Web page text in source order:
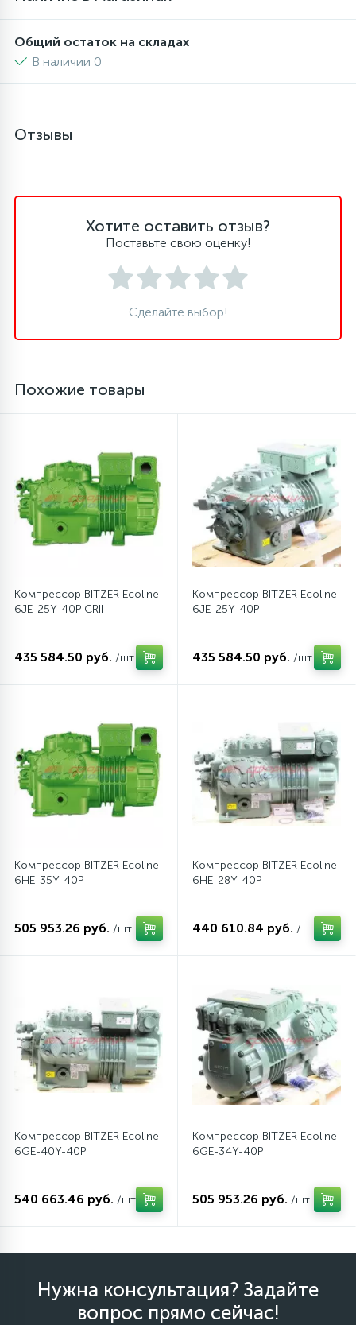
Сливные фильтры
5
Суппорты (ступицы)
Таходатчики
Шланги залива
9
Шланги слива
27
20
Электронные модули
Общий остаток на складах
В наличии 0
Отзывы
Хотите оставить отзыв?
Поставьте свою оценку!
Сделайте выбор!
Похожие товары
Компрессор BITZER Ecoline
6JE-25Y-40P CRII
435 584.50 руб. /шт
Компрессор BITZER Ecoline
6JE-25Y-40P
435 584.50 руб. /шт
Компрессор BITZER Ecoline
6HE-35Y-40P
505 953.26 руб. /шт
Компрессор BITZER Ecoline
6HE-28Y-40P
440 610.84 руб. /шт
Компрессор BITZER Ecoline
6GE-40Y-40P
540 663.46 руб. /шт
Компрессор BITZER Ecoline
6GE-34Y-40P
505 953.26 руб. /шт
Нужна консультация? Задайте
вопрос прямо сейчас!